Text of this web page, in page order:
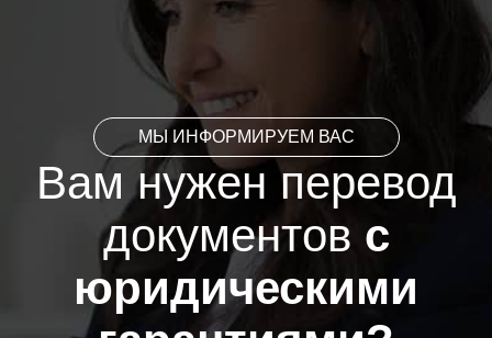
МЫ ИНФОРМИРУЕМ ВАС
Вам нужен перевод
документов с
юридическими